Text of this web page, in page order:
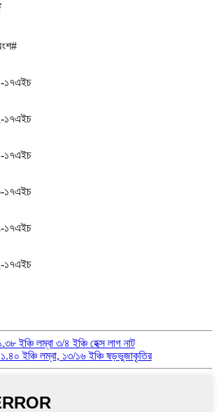
১৭এইচ
১৭এইচ
১৭এইচ
১৭এইচ
১৭এইচ
১৭এইচ
ইঞ্চি লম্বা ৩/৪ ইঞ্চি হেক্স লাগ নাট
১.৪০ ইঞ্চি লম্বা, ১৩/১৬ ইঞ্চি ষড়ভুজাকৃতির